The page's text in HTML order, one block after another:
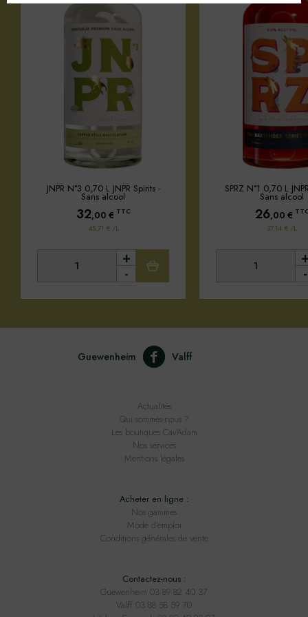
JNPR N°3 0,70 L JNPR Spirits -
Sans alcool
32,00 € TTC
45,71 € /L
-
+
SPRZ N°1 0,70 L
Sans alcool
26,00 €
37,14 € /L
-
Guewenheim Valff
Actualités
Qui sommes-nous ?
Les boutiques Cav'Adam
Nos services
Mentions légales
Acheter en ligne :
Nos gammes
Mode d'emploi
Conditions générales de vente
Contactez-nous :
Guewenheim 03 89 82 40 37
Valff 03 88 58 59 70